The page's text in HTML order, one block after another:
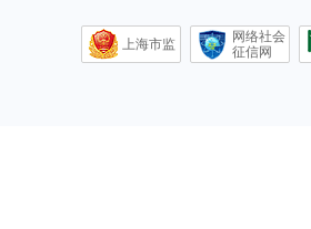
上海市监
网络社会
征信网